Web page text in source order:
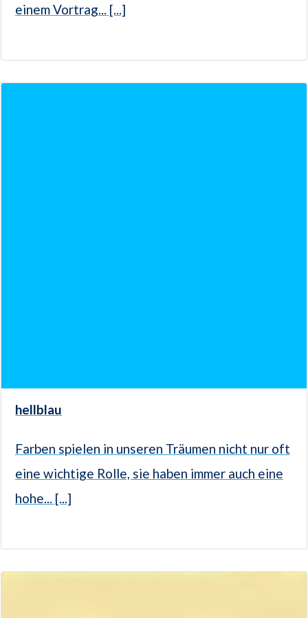
einem Vortrag... [...]
hellblau
Farben spielen in unseren Träumen nicht nur oft
eine wichtige Rolle, sie haben immer auch eine
hohe... [...]